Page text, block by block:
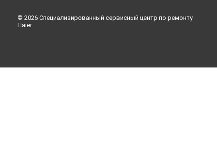
© 2026 Специализированный сервисный центр по ремонту
Haier.